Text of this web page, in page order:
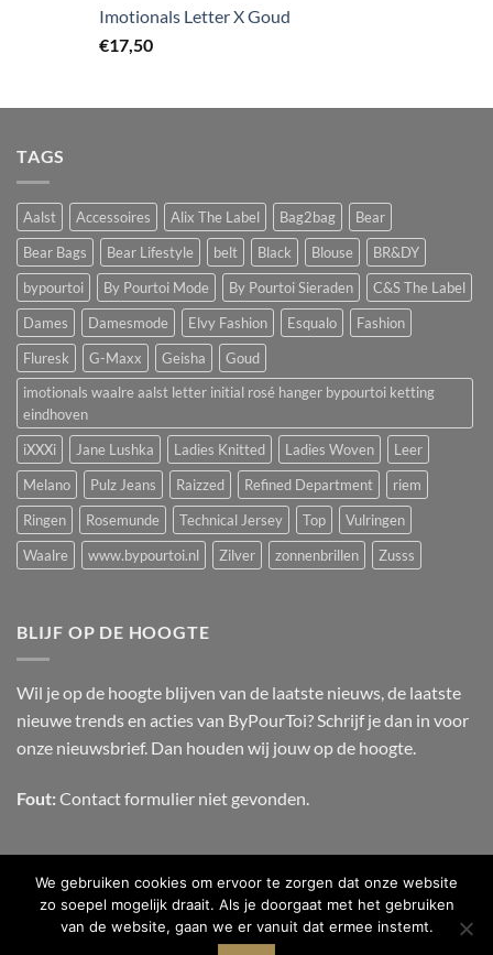
Imotionals Letter X Goud
€17,50
TAGS
Aalst Accessoires Alix The Label Bag2bag
Bear
Bear Bags
Bear Lifestyle belt Black Blouse
BR&DY
bypourtoi
By Pourtoi Mode By Pourtoi Sieraden
C&S The Label
Dames
Damesmode Elvy Fashion Esqualo
Fashion
Fluresk
G-Maxx Geisha
Goud
imotionals waalre aalst letter initial rosé hanger bypourtoi ketting
eindhoven
iXXXi
Jane Lushka Ladies Knitted Ladies Woven
Leer
Melano
Pulz Jeans Raizzed Refined Department
riem
Ringen
Rosemunde Technical Jersey Top
Vulringen
Waalre
www.bypourtoi.nl Zilver zonnenbrillen Zusss
BLIJF OP DE HOOGTE
Wil je op de hoogte blijven van de laatste nieuws, de laatste
nieuwe trends en acties van ByPourToi? Schrijf je dan in voor
onze nieuwsbrief. Dan houden wij jouw op de hoogte.
Fout: Contact formulier niet gevonden.
OVER ONS
We gebruiken cookies om ervoor te zorgen dat onze website
zo soepel mogelijk draait. Als je doorgaat met het gebruiken
van de website, gaan we er vanuit dat ermee instemt.